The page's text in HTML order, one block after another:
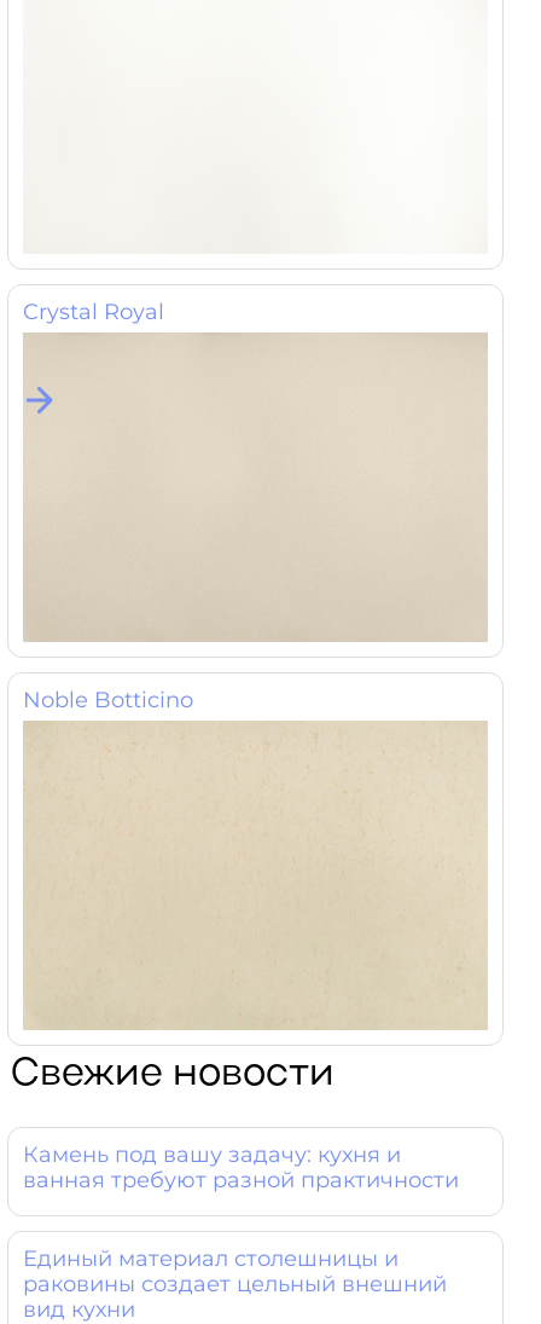
Crystal Royal
Noble Botticino
Свежие новости
Камень под вашу задачу: кухня и
ванная требуют разной практичности
Единый материал столешницы и
раковины создает цельный внешний
вид кухни